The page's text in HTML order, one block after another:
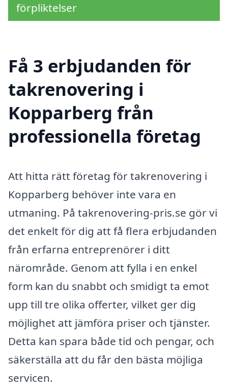
förpliktelser
Få 3 erbjudanden för
takrenovering i
Kopparberg från
professionella företag
Att hitta rätt företag för takrenovering i
Kopparberg behöver inte vara en
utmaning. På takrenovering-pris.se gör vi
det enkelt för dig att få flera erbjudanden
från erfarna entreprenörer i ditt
närområde. Genom att fylla i en enkel
form kan du snabbt och smidigt ta emot
upp till tre olika offerter, vilket ger dig
möjlighet att jämföra priser och tjänster.
Detta kan spara både tid och pengar, och
säkerställa att du får den bästa möjliga
servicen.